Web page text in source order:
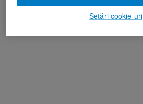
Setări cookie-uri